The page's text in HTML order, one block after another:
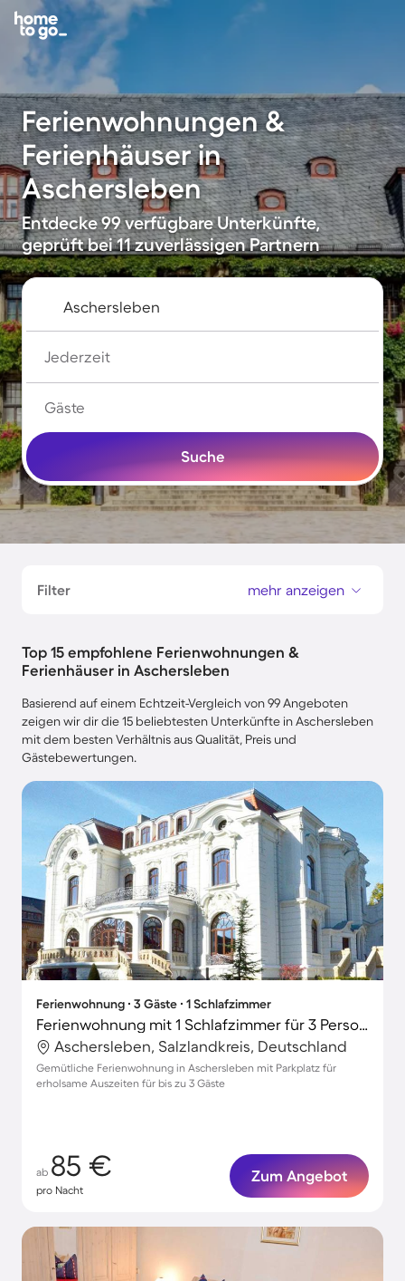
Ferienwohnungen &
Ferienhäuser in
Aschersleben
Entdecke 99 verfügbare Unterkünfte,
geprüft bei 11 zuverlässigen Partnern
Jederzeit
Gäste
Suche
Filter mehr anzeigen
Top 15 empfohlene Ferienwohnungen &
Ferienhäuser in Aschersleben
Basierend auf einem Echtzeit-Vergleich von 99 Angeboten
zeigen wir dir die 15 beliebtesten Unterkünfte in Aschersleben
mit dem besten Verhältnis aus Qualität, Preis und
Gästebewertungen.
Ferienwohnung ∙ 3 Gäste ∙ 1 Schlafzimmer
Ferienwohnung mit 1 Schlafzimmer für 3 Personen
Aschersleben, Salzlandkreis, Deutschland
Gemütliche Ferienwohnung in Aschersleben mit Parkplatz für
erholsame Auszeiten für bis zu 3 Gäste
ab 85 €
pro Nacht
Zum Angebot